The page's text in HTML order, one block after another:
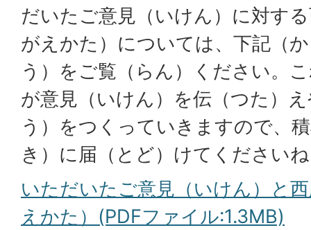
だいたご意見（いけん）に対す
がえかた）については、下記（
う）をご覧（らん）ください。
が意見（いけん）を伝（つた）
う）をつくっていきますので、
き）に届（とど）けてください
いただいたご意見（いけん）と
えかた）(PDFファイル:1.3MB)